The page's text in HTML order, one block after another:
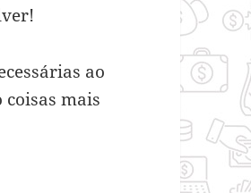
ao
mais